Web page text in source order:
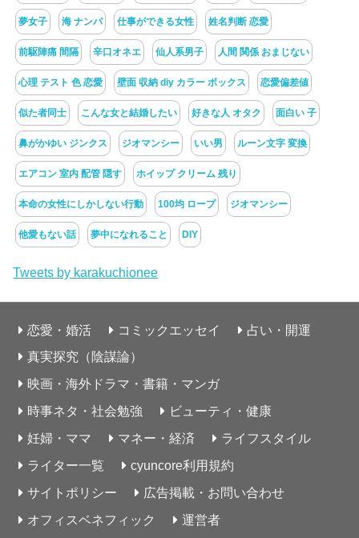
夢女子 海 ナンパ 仕事ができる女性 姓名判断 恋愛
前駆陣痛 間隔 辛口オネエ 仙人系男子 人間 関係 おまじない
心理 テスト 色 恋愛 壁面 収納 diy カラー ボックス 恋愛偏差値
似た者同士 こんな女と結婚したい 好きな人 オタク 面白い 子
鼻がかゆい ジンクス ジオマンシー いい男 ルーン文字 変換
エアコン 室内 配管 隠す ホイップ クリーム 残り
本命の女性にしかしない行動 100均 ロープ ジオマンシー
他愛もない話 夢中になれること DIY
Tweets by karakuchionee
恋愛・婚活 コミックエッセイ
占い・開運
真実探究（陰謀論）
映画・海外ドラマ・書籍・マンガ
時事ネタ・社会勉強
ビューティ・健康
妊婦・ママ
マネー・経済
ライフスタイル
ライター一覧
cyuncore利用規約
サイトポリシー
広告掲載・お問い合わせ
オフィスベネフィック
運営者